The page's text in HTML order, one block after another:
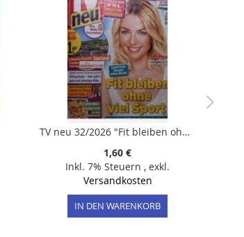
TV neu 32/2026 "Fit bleiben ohne viel Sport"
1,60 €
Inkl. 7% Steuern , exkl.
Versandkosten
IN DEN WARENKORB